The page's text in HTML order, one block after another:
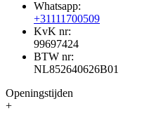
Whatsapp:
+31111700509
KvK nr:
99697424
BTW nr:
NL852640626B01
Openingstijden
+